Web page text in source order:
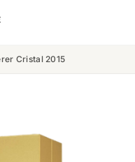
Cristal 2015